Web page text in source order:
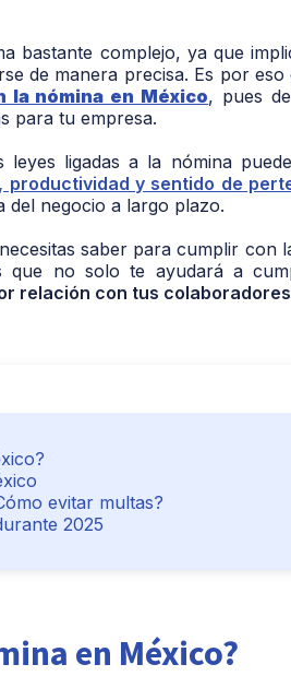
bastante complejo, ya que
de manera precisa. Es por eso
la nómina en México, pues
para tu empresa.
ligadas a la nómina
productividad y sentido de
del negocio a largo plazo.
saber para cumplir con
que no solo te ayudará a
relación con tus colaboradores
evitar multas?
2025
en México?